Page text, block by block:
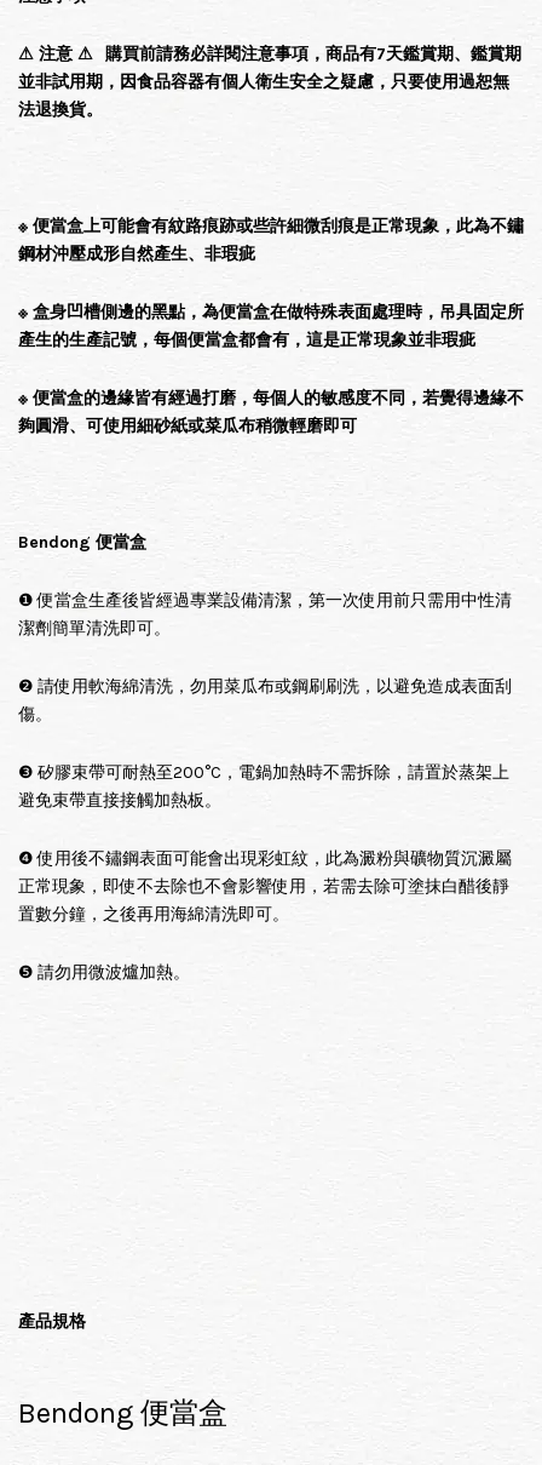
⚠ 注意 ⚠ 購買前請務必詳閱注意事項，商品有7天鑑賞期、鑑賞期
並非試用期，因食品容器有個人衛生安全之疑慮，只要使用過恕無
法退換貨。
※ 便當盒上可能會有紋路痕跡或些許細微刮痕是正常現象，此為不鏽
鋼材沖壓成形自然產生、非瑕疵
※ 盒身凹槽側邊的黑點，為便當盒在做特殊表面處理時，吊具固定所
產生的生產記號，每個便當盒都會有，這是正常現象並非瑕疵
※ 便當盒的邊緣皆有經過打磨，每個人的敏感度不同，若覺得邊緣不
夠圓滑、可使用細砂紙或菜瓜布稍微輕磨即可
Bendong 便當盒
❶ 便當盒生產後皆經過專業設備清潔，第一次使用前只需用中性清
潔劑簡單清洗即可。
❷ 請使用軟海綿清洗，勿用菜瓜布或鋼刷刷洗，以避免造成表面刮
傷。
❸ 矽膠束帶可耐熱至200°C，電鍋加熱時不需拆除，請置於蒸架上
避免束帶直接接觸加熱板。
❹ 使用後不鏽鋼表面可能會出現彩虹紋，此為澱粉與礦物質沉澱屬
正常現象，即使不去除也不會影響使用，若需去除可塗抹白醋後靜
置數分鐘，之後再用海綿清洗即可。
❺ 請勿用微波爐加熱。
產品規格
Bendong 便當盒